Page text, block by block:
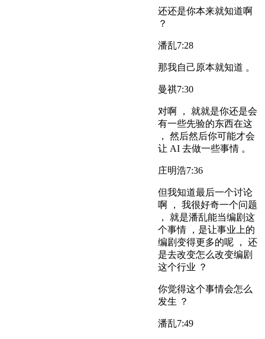
还还是你本来就知道啊
？
潘乱7:28
那我自己原本就知道 。
曼祺7:30
对啊 ， 就就是你还是会
有一些先验的东西在这
， 然后然后你可能才会
让 AI 去做一些事情 。
庄明浩7:36
但我知道最后一个讨论
啊 ， 我很好奇一个问题
， 就是潘乱能当编剧这
个事情 ，是让事业上的
编剧变得更多的呢 ， 还
是去改变怎么改变编剧
这个行业 ？
你觉得这个事情会怎么
发生 ？
潘乱7:49